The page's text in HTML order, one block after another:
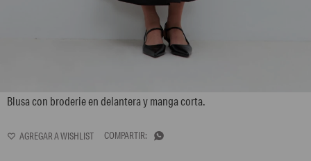
Blusa con broderie en delantera y manga corta.
